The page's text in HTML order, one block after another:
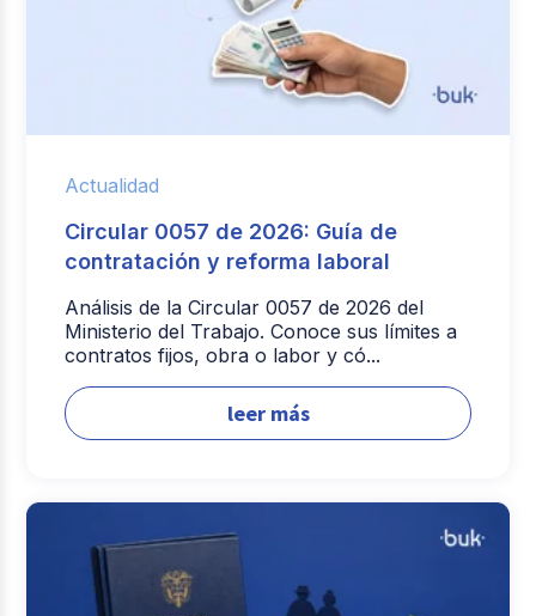
Actualidad
Circular 0057 de 2026: Guía de
contratación y reforma laboral
Análisis de la Circular 0057 de 2026 del
Ministerio del Trabajo. Conoce sus límites a
contratos fijos, obra o labor y có...
leer más